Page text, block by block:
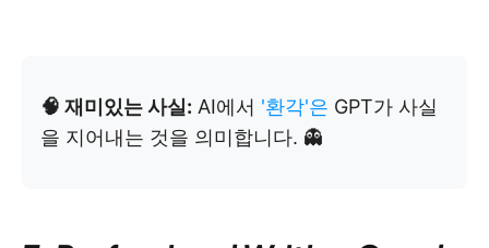
🧠 재미있는 사실: AI에서 '환각'은 GPT가 사실
을 지어내는 것을 의미합니다. 👻